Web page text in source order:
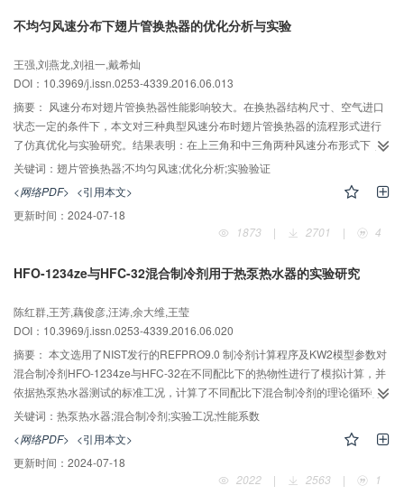
子水和无水乙醇的平均绝对误差分别为14.2%和16.6%，可认为该关联式适用于
不均匀风速分布下翅片管换热器的优化分析与实验
王强,刘燕龙,刘祖一,戴希灿
DOI：10.3969/j.issn.0253-4339.2016.06.013
摘要： 风速分布对翅片管换热器性能影响较大。在换热器结构尺寸、空气进口
状态一定的条件下，本文对三种典型风速分布时翅片管换热器的流程形式进行
了仿真优化与实验研究。结果表明：在上三角和中三角两种风速分布形式下，
优化后制冷量分别提高了10.3%、3%；对上三角优化形式研究表明，高风速区
是改善换热效果的重点区域；在制冷量相同的情况下，上三角优化形式使系统
COP提高8%左右。搭建实验台对仿真结果进行了验证，结果表明模拟值和实验
值相对误差均控制在5%以内。
关键词： 翅片管换热器;不均匀风速;优化分析;实验验证
<网络PDF> <引用本文>
更新时间： 2024-07-18
1873
| 2701 | 4
HFO-1234ze与HFC-32混合制冷剂用于热泵热水器的实验研究
陈红群,王芳,藕俊彦,汪涛,余大维,王莹
DOI：10.3969/j.issn.0253-4339.2016.06.020
摘要： 本文选用了NIST发行的REFPRO9.0 制冷剂计算程序及KW2模型参数对
混合制冷剂HFO-1234ze与HFC-32在不同配比下的热物性进行了模拟计算，并
依据热泵热水器测试的标准工况，计算了不同配比下混合制冷剂的理论循环特
性，分析得出了HFO-1234ze/HFC-32较为合适的配比。通过一次加热（即热
式）热泵热水器实验台，对多种环境工况及不同进水温度进行性能测试，分别
对R410A和混合制冷剂（HFO-1234ze与HFC-32配比0.3/0.7）在实验系统中的
压缩机功率、系统性能系数、压缩机吸、排气压力和温度、冷凝器出水温度等
参数进行了对比分析。结果表明：混合制冷剂（HFO-1234ze与HFC-32配比
关键词： 热泵热水器;混合制冷剂;实验工况;性能系数
<网络PDF> <引用本文>
更新时间： 2024-07-18
2022
| 2563 | 1